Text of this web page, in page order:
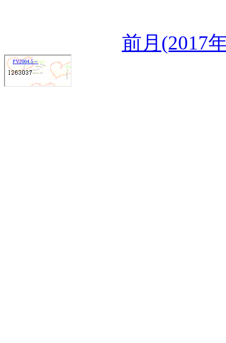
前月(2017